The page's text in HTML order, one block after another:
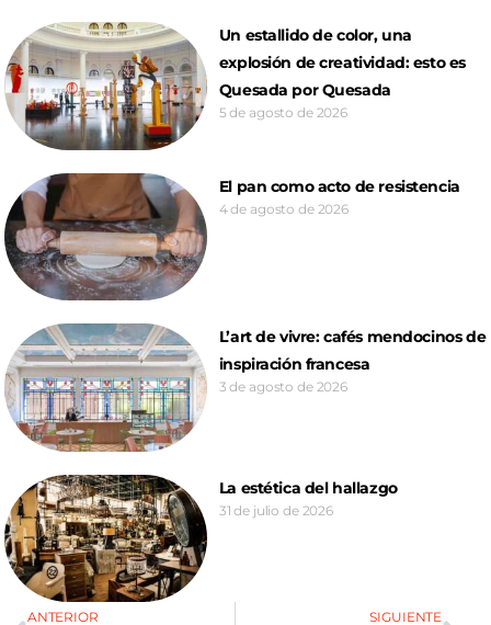
Un estallido de color, una
explosión de creatividad: esto es
Quesada por Quesada
5 de agosto de 2026
El pan como acto de resistencia
4 de agosto de 2026
L’art de vivre: cafés mendocinos de
inspiración francesa
3 de agosto de 2026
La estética del hallazgo
31 de julio de 2026
ANTERIOR SIGUIENTE